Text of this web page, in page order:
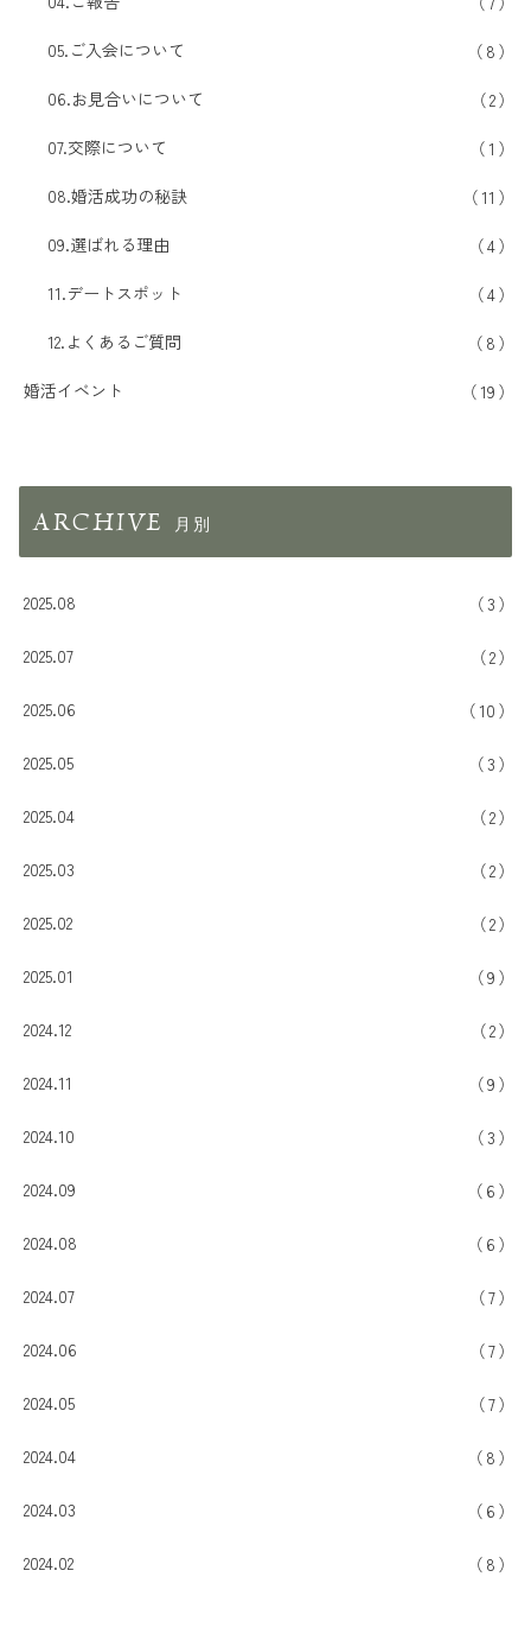
05.ご入会について 8
06.お見合いについて 2
07.交際について 1
08.婚活成功の秘訣 11
09.選ばれる理由 4
11.デートスポット 4
12.よくあるご質問 8
婚活イベント 19
ARCHIVE
2025.08 3
2025.07 2
2025.06 10
2025.05 3
2025.04 2
2025.03 2
2025.02 2
2025.01 9
2024.12 2
2024.11 9
2024.10 3
2024.09 6
2024.08 6
2024.07 7
2024.06 7
2024.05 7
2024.04 8
2024.03 6
2024.02 8